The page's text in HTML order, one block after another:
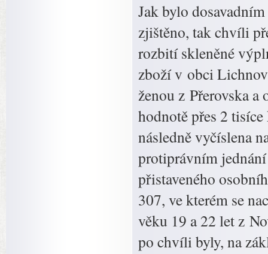
Jak bylo
zjištěno, tak chvíli
rozbití skleněné
zboží v obci
ženou z Přerovska
hodnotě přes 2
následně vyčíslena
protiprávním jednání
přistaveného
307, ve kterém se
věku 19 a 22 let z
po chvíli byly, na